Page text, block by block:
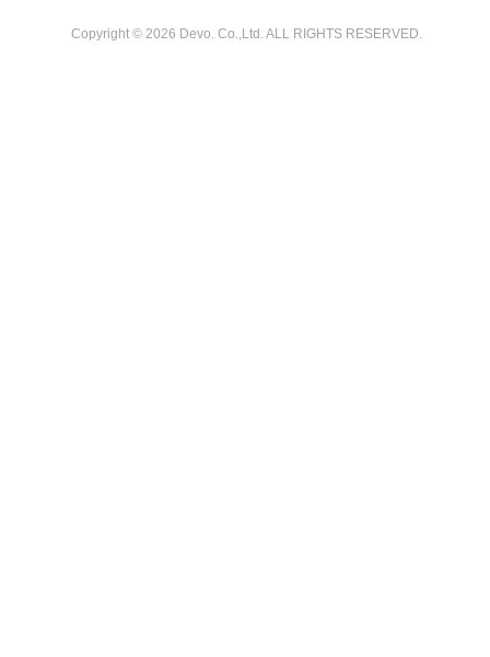
Copyright © 2026 Devo. Co.,Ltd. ALL RIGHTS RESERVED.